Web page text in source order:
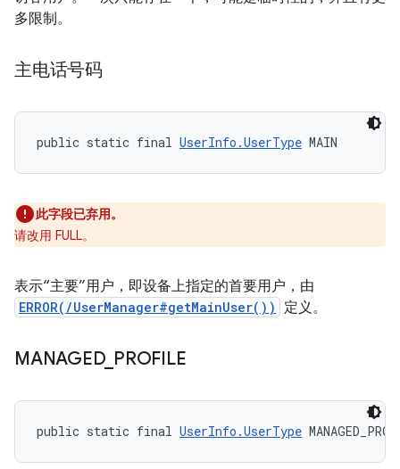
多限制。
主电话号码
public static final UserInfo.UserType MAIN
此字段已弃用。
请改用 FULL。
表示“主要”用户，即设备上指定的首要用户，由
ERROR(/UserManager#getMainUser()) 定义。
MANAGED_ PROFILE
public static final UserInfo.UserType